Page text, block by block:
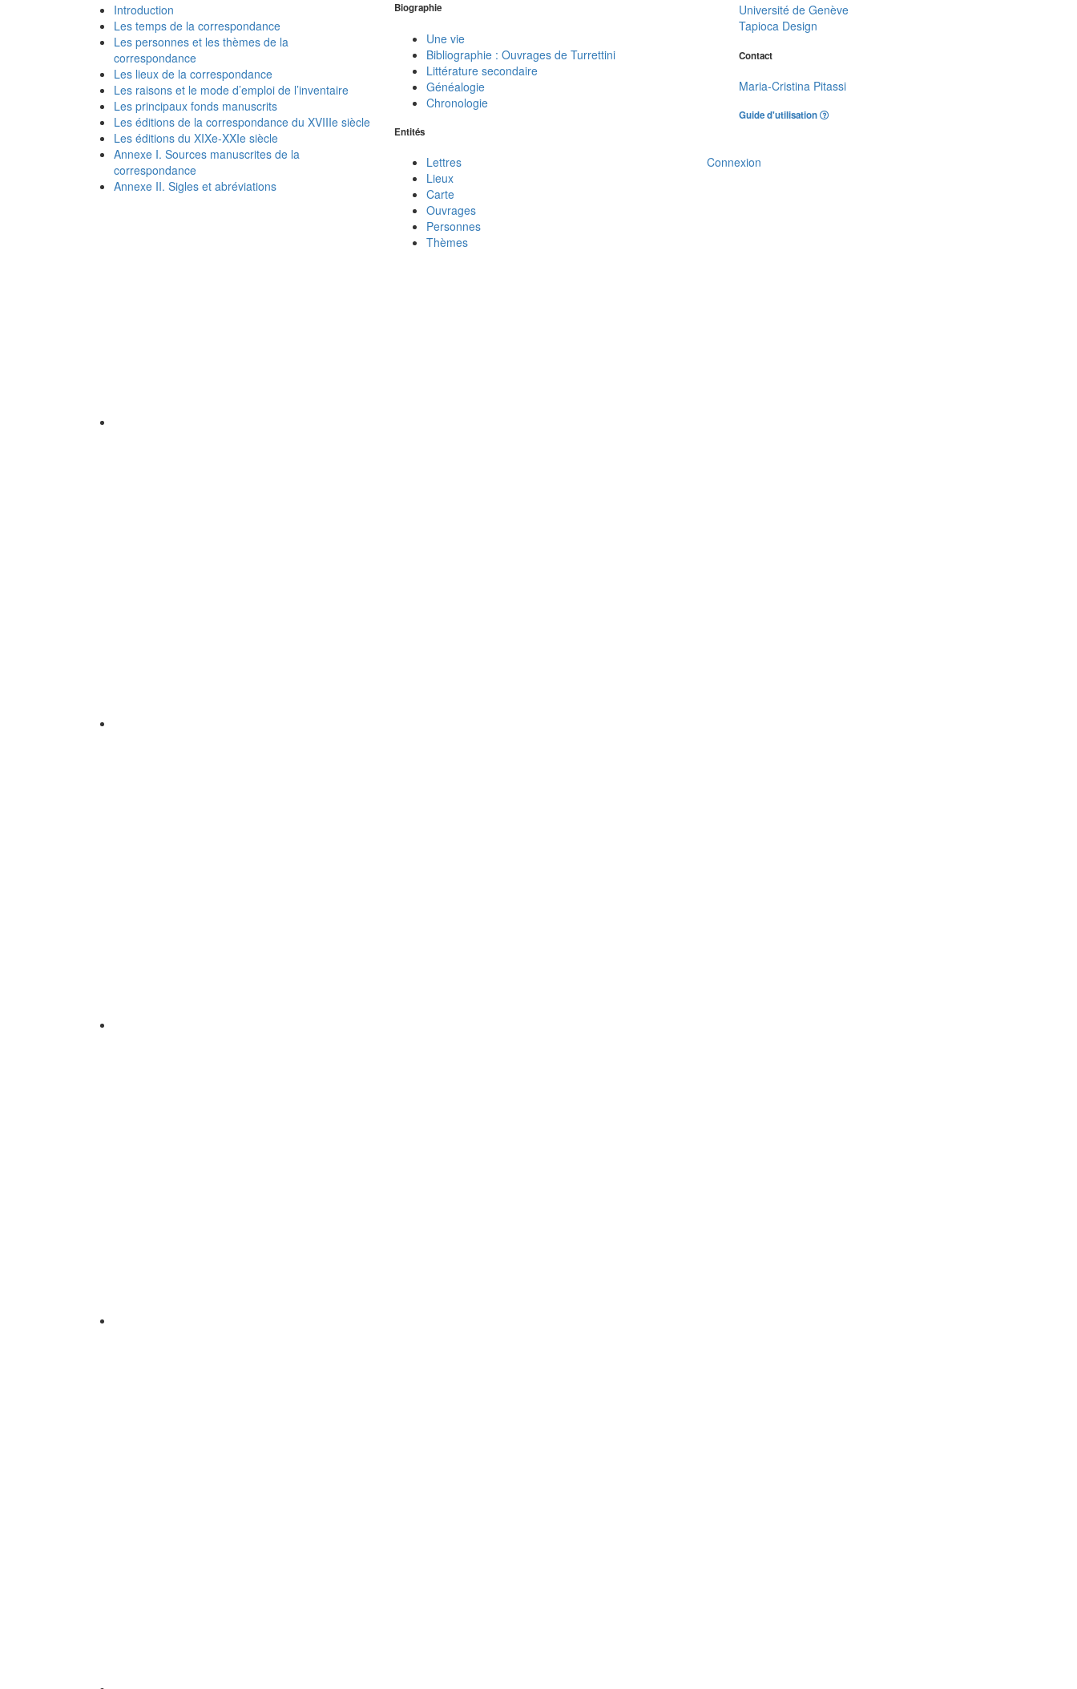
Introduction
Les temps de la correspondance
Les personnes et les thèmes de la
correspondance
Les lieux de la correspondance
Les raisons et le mode d’emploi de l’inventaire
Les principaux fonds manuscrits
Les éditions de la correspondance du XVIIIe siècle
Les éditions du XIXe-XXIe siècle
Annexe I. Sources manuscrites de la
correspondance
Annexe II. Sigles et abréviations
Biographie
Une vie
Bibliographie : Ouvrages de Turrettini
Littérature secondaire
Généalogie
Chronologie
Entités
Lettres
Lieux
Carte
Ouvrages
Personnes
Thèmes
Université de Genève
Tapioca Design
Contact
Maria-Cristina Pitassi
Guide d'utilisation
Connexion